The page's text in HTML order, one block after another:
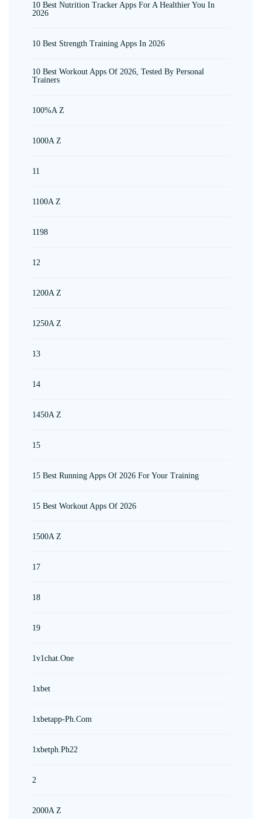
10 Best Nutrition Tracker Apps For A Healthier You In
2026
10 Best Strength Training Apps In 2026
10 Best Workout Apps Of 2026, Tested By Personal
Trainers
100%A Z
1000A Z
11
1100A Z
1198
12
1200A Z
1250A Z
13
14
1450A Z
15
15 Best Running Apps Of 2026 For Your Training
15 Best Workout Apps Of 2026
1500A Z
17
18
19
1v1chat.one
1xbet
1xbetapp-Ph.com
1xbetph.ph22
2
2000A Z